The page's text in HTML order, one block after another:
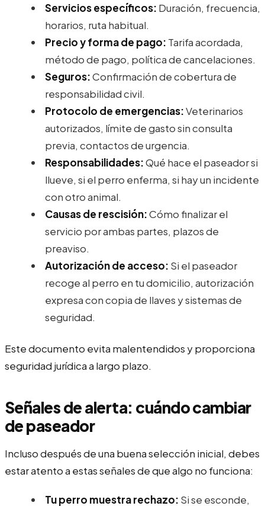
Servicios específicos: Duración, frecuencia,
horarios, ruta habitual.
Precio y forma de pago: Tarifa acordada,
método de pago, política de cancelaciones.
Seguros:Confirmación de cobertura de
responsabilidad civil.
Protocolo de emergencias:Veterinarios
autorizados, límite de gasto sin consulta
previa, contactos de urgencia.
Responsabilidades:Qué hace el paseador si
llueve, si el perro enferma, si hay un incidente
con otro animal.
Causas de rescisión:Cómo finalizar el
servicio por ambas partes, plazos de
preaviso.
Autorización de acceso: Si el paseador
recoge al perro en tu domicilio, autorización
expresa con copia de llaves y sistemas de
seguridad.
Este documento evita malentendidos y proporciona
seguridad jurídica a largo plazo.
Señales de alerta: cuándo cambiar
de paseador
Incluso después de una buena selección inicial, debes
estar atento a estas señales de que algo no funciona:
Tu perro muestra rechazo: Si se esconde,